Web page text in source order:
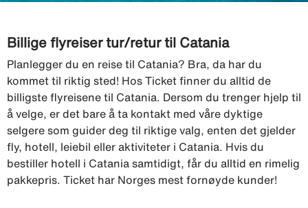
Billige flyreiser tur/retur til Catania
Planlegger du en reise til Catania? Bra, da har du
kommet til riktig sted! Hos Ticket finner du alltid de
billigste flyreisene til Catania. Dersom du trenger hjelp til
å velge, er det bare å ta kontakt med våre dyktige
selgere som guider deg til riktige valg, enten det gjelder
fly, hotell, leiebil eller aktiviteter i Catania. Hvis du
bestiller hotell i Catania samtidigt, får du alltid en rimelig
pakkepris. Ticket har Norges mest fornøyde kunder!